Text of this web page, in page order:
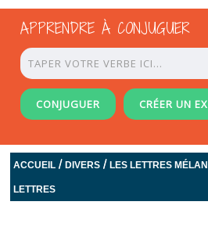
APPRENDRE À CONJUGUER
CONJUGUER CRÉER UN
ACCUEIL /DIVERS /LES LETTRES
LETTRES